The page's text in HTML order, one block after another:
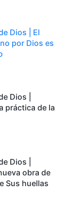
Dios | El
por Dios es
Dios |
práctica de la
Dios |
obra de
Sus huellas